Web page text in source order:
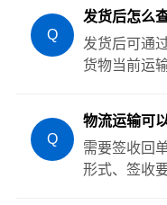
Q
发货后怎么
发货后可通
货物当前运
Q
物流运输可
需要签收回
形式、签收